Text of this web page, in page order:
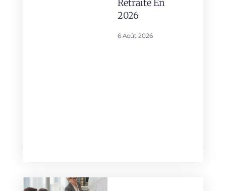
Retraite En
2026
6 Août 2026